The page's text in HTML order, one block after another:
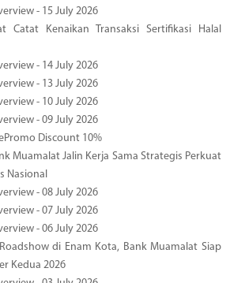
- 15 July 2026
Catat Kenaikan Transaksi Sertifikasi Halal
- 14 July 2026
- 13 July 2026
- 10 July 2026
- 09 July 2026
Discount 10%
Muamalat Jalin Kerja Sama Strategis Perkuat
Nasional
- 08 July 2026
- 07 July 2026
- 06 July 2026
di Enam Kota, Bank Muamalat Siap
Kedua 2026